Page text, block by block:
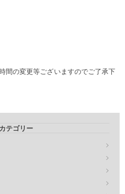
間の変更等ございますのでご了承下
カテゴリー